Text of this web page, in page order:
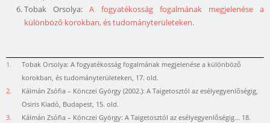
Tobak Orsolya:A fogyatékosság fogalmának megjelenése a
különböző korokban, és tudományterületeken.
1.
Tobak Orsolya: A fogyatékosság fogalmának megjelenése a különböző
korokban, és tudományterületeken, 17. old.
2.
Kálmán Zsófia – Könczei György (2002.): A Taigetosztól az esélyegyenlőségig,
Osiris Kiadó, Budapest, 15. old.
3.
Kálmán Zsófia – Könczei György: A Taigetosztól az esélyegyenlőségig... 18.